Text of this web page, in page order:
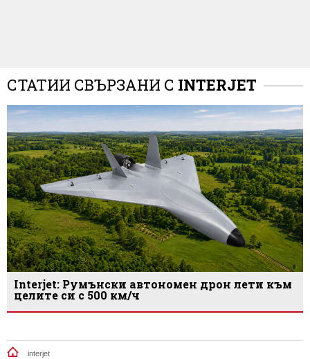
СТАТИИ СВЪРЗАНИ С INTERJET
Interjet: Румънски автономен дрон лети към
целите си с 500 км/ч
interjet